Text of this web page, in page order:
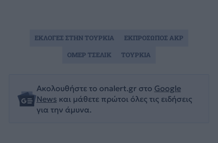
Ακολουθήστε το onalert.gr στο Google
News και μάθετε πρώτοι όλες τις ειδήσεις
για την άμυνα.
ΕΚΛΟΓΕΣ ΣΤΗΝ ΤΟΥΡΚΙΑ
ΕΚΠΡΟΣΩΠΟΣ AKP
ΟΜΕΡ ΤΣΕΛΙΚ
ΤΟΥΡΚΙΑ